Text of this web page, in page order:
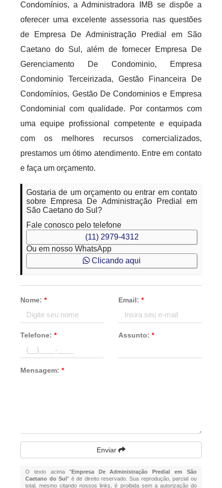
Condomínios, a Administradora IMB se dispõe a
oferecer uma excelente assessoria nas questões
de Empresa De Administração Predial em São
Caetano do Sul, além de fornecer Empresa De
Gerenciamento De Condominio, Empresa
Condominio Terceirizada, Gestão Financeira De
Condomínios, Gestão De Condominios e Empresa
Condominial com qualidade. Por contarmos com
uma equipe profissional competente e equipada
com os melhores recursos comercializados,
prestamos um ótimo atendimento. Entre em contato
e faça um orçamento.
Gostaria de um orçamento ou entrar em contato
sobre Empresa De Administração Predial em
São Caetano do Sul?
Fale conosco pelo telefone
(11) 2979-4312
Ou em nosso WhatsApp
Clicando aqui
Nome:* Email: *
Telefone:* Assunto: *
Mensagem:*
Enviar
O texto acima "Empresa De Administração Predial em São
Caetano do Sul" é de direito reservado. Sua reprodução, parcial ou
total, mesmo citando nossos links, é proibida sem a autorização do